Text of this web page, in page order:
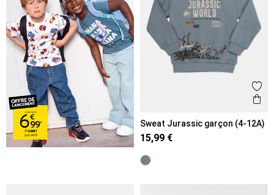
Sweat Jurassic garçon (4-12A)
15,99 €